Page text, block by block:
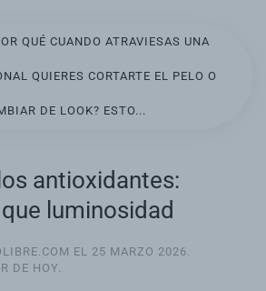
QUÉ CUANDO ATRAVIESAS UNA
QUIERES CORTARTE EL PELO O
DE LOOK? ESTO...
antioxidantes:
luminosidad
EL 25 MARZO 2026.
DE HOY.